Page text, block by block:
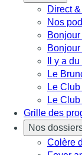
Direct
Nos
Il y a
Le
Le
Le
Grille des
Nos
Colère